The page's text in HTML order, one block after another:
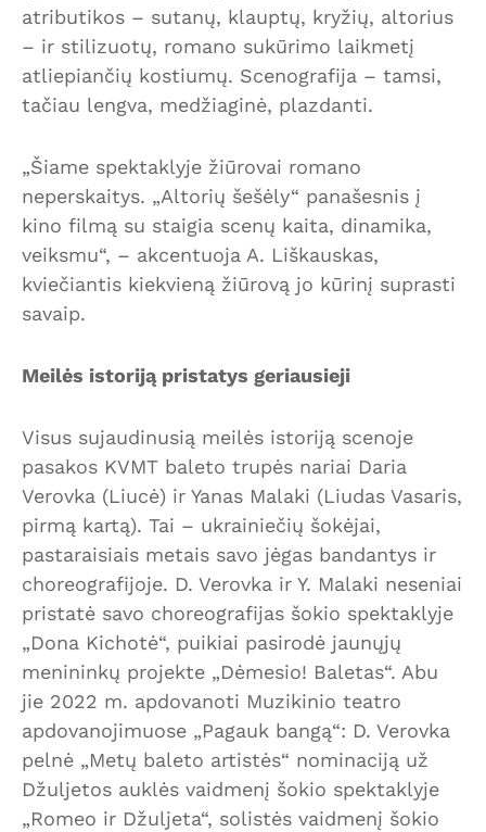
atributikos – sutanų, klauptų, kryžių, altorius
– ir stilizuotų, romano sukūrimo laikmetį
atliepiančių kostiumų. Scenografija – tamsi,
tačiau lengva, medžiaginė, plazdanti.
„Šiame spektaklyje žiūrovai romano
neperskaitys. „Altorių šešėly“ panašesnis į
kino filmą su staigia scenų kaita, dinamika,
veiksmu“, – akcentuoja A. Liškauskas,
kviečiantis kiekvieną žiūrovą jo kūrinį suprasti
savaip.
Meilės istoriją pristatys geriausieji
Visus sujaudinusią meilės istoriją scenoje
pasakos KVMT baleto trupės nariai Daria
Verovka (Liucė) ir Yanas Malaki (Liudas Vasaris,
pirmą kartą). Tai – ukrainiečių šokėjai,
pastaraisiais metais savo jėgas bandantys ir
choreografijoje. D. Verovka ir Y. Malaki neseniai
pristatė savo choreografijas šokio spektaklyje
„Dona Kichotė“, puikiai pasirodė jaunųjų
menininkų projekte „Dėmesio! Baletas“. Abu
jie 2022 m. apdovanoti Muzikinio teatro
apdovanojimuose „Pagauk bangą“: D. Verovka
pelnė „Metų baleto artistės“ nominaciją už
Džuljetos auklės vaidmenį šokio spektaklyje
„Romeo ir Džuljeta“, solistės vaidmenį šokio